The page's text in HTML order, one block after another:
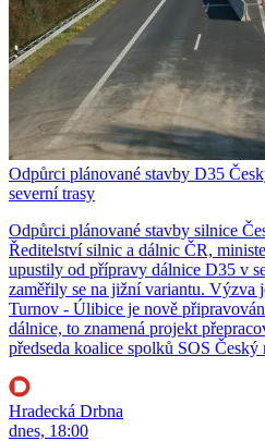
Odpůrci plánované stavby D35
severní trasy
Odpůrci plánované stavby silnice
Ředitelství silnic a dálnic ČR,
upustily od přípravy dálnice D35 v
zaměřily se na jižní variantu. Výzva
Turnov - Úlibice je nově
dálnice, to znamená projekt
předseda koalice spolků SOS Český
Hradecká Drbna
dnes, 18:00